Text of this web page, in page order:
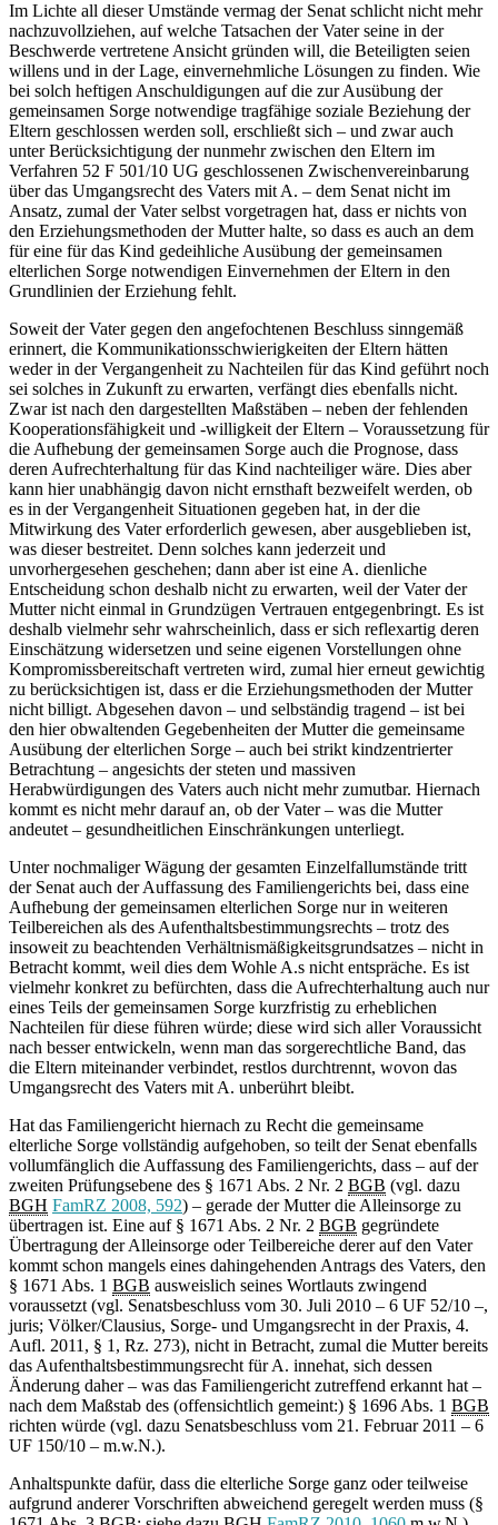
Im Lichte all dieser Umstände vermag der Senat schlicht nicht mehr
nachzuvollziehen, auf welche Tatsachen der Vater seine in der
Beschwerde vertretene Ansicht gründen will, die Beteiligten seien
willens und in der Lage, einvernehmliche Lösungen zu finden. Wie
bei solch heftigen Anschuldigungen auf die zur Ausübung der
gemeinsamen Sorge notwendige tragfähige soziale Beziehung der
Eltern geschlossen werden soll, erschließt sich – und zwar auch
unter Berücksichtigung der nunmehr zwischen den Eltern im
Verfahren 52 F 501/10 UG geschlossenen Zwischenvereinbarung
über das Umgangsrecht des Vaters mit A. – dem Senat nicht im
Ansatz, zumal der Vater selbst vorgetragen hat, dass er nichts von
den Erziehungsmethoden der Mutter halte, so dass es auch an dem
für eine für das Kind gedeihliche Ausübung der gemeinsamen
elterlichen Sorge notwendigen Einvernehmen der Eltern in den
Grundlinien der Erziehung fehlt.
Soweit der Vater gegen den angefochtenen Beschluss sinngemäß
erinnert, die Kommunikationsschwierigkeiten der Eltern hätten
weder in der Vergangenheit zu Nachteilen für das Kind geführt noch
sei solches in Zukunft zu erwarten, verfängt dies ebenfalls nicht.
Zwar ist nach den dargestellten Maßstäben – neben der fehlenden
Kooperationsfähigkeit und -willigkeit der Eltern – Voraussetzung für
die Aufhebung der gemeinsamen Sorge auch die Prognose, dass
deren Aufrechterhaltung für das Kind nachteiliger wäre. Dies aber
kann hier unabhängig davon nicht ernsthaft bezweifelt werden, ob
es in der Vergangenheit Situationen gegeben hat, in der die
Mitwirkung des Vater erforderlich gewesen, aber ausgeblieben ist,
was dieser bestreitet. Denn solches kann jederzeit und
unvorhergesehen geschehen; dann aber ist eine A. dienliche
Entscheidung schon deshalb nicht zu erwarten, weil der Vater der
Mutter nicht einmal in Grundzügen Vertrauen entgegenbringt. Es ist
deshalb vielmehr sehr wahrscheinlich, dass er sich reflexartig deren
Einschätzung widersetzen und seine eigenen Vorstellungen ohne
Kompromissbereitschaft vertreten wird, zumal hier erneut gewichtig
zu berücksichtigen ist, dass er die Erziehungsmethoden der Mutter
nicht billigt. Abgesehen davon – und selbständig tragend – ist bei
den hier obwaltenden Gegebenheiten der Mutter die gemeinsame
Ausübung der elterlichen Sorge – auch bei strikt kindzentrierter
Betrachtung – angesichts der steten und massiven
Herabwürdigungen des Vaters auch nicht mehr zumutbar. Hiernach
kommt es nicht mehr darauf an, ob der Vater – was die Mutter
andeutet – gesundheitlichen Einschränkungen unterliegt.
Unter nochmaliger Wägung der gesamten Einzelfallumstände tritt
der Senat auch der Auffassung des Familiengerichts bei, dass eine
Aufhebung der gemeinsamen elterlichen Sorge nur in weiteren
Teilbereichen als des Aufenthaltsbestimmungsrechts – trotz des
insoweit zu beachtenden Verhältnismäßigkeitsgrundsatzes – nicht in
Betracht kommt, weil dies dem Wohle A.s nicht entspräche. Es ist
vielmehr konkret zu befürchten, dass die Aufrechterhaltung auch nur
eines Teils der gemeinsamen Sorge kurzfristig zu erheblichen
Nachteilen für diese führen würde; diese wird sich aller Voraussicht
nach besser entwickeln, wenn man das sorgerechtliche Band, das
die Eltern miteinander verbindet, restlos durchtrennt, wovon das
Umgangsrecht des Vaters mit A. unberührt bleibt.
Hat das Familiengericht hiernach zu Recht die gemeinsame
elterliche Sorge vollständig aufgehoben, so teilt der Senat ebenfalls
vollumfänglich die Auffassung des Familiengerichts, dass – auf der
zweiten Prüfungsebene des § 1671 Abs. 2 Nr. 2 BGB (vgl. dazu
BGH FamRZ 2008, 592) – gerade der Mutter die Alleinsorge zu
übertragen ist. Eine auf § 1671 Abs. 2 Nr. 2 BGB gegründete
Übertragung der Alleinsorge oder Teilbereiche derer auf den Vater
kommt schon mangels eines dahingehenden Antrags des Vaters, den
§ 1671 Abs. 1 BGB ausweislich seines Wortlauts zwingend
voraussetzt (vgl. Senatsbeschluss vom 30. Juli 2010 – 6 UF 52/10 –,
juris; Völker/Clausius, Sorge- und Umgangsrecht in der Praxis, 4.
Aufl. 2011, § 1, Rz. 273), nicht in Betracht, zumal die Mutter bereits
das Aufenthaltsbestimmungsrecht für A. innehat, sich dessen
Änderung daher – was das Familiengericht zutreffend erkannt hat –
nach dem Maßstab des (offensichtlich gemeint:) § 1696 Abs. 1 BGB
richten würde (vgl. dazu Senatsbeschluss vom 21. Februar 2011 – 6
UF 150/10 – m.w.N.).
Anhaltspunkte dafür, dass die elterliche Sorge ganz oder teilweise
aufgrund anderer Vorschriften abweichend geregelt werden muss (§